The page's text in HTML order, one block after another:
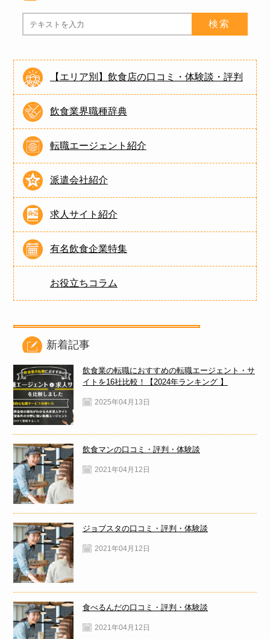
【エリア別】飲食店の口コミ・体験談・評判
飲食業界職種辞典
転職エージェント紹介
派遣会社紹介
求人サイト紹介
有名飲食企業特集
お役立ちコラム
新着記事
飲食業の転職におすすめの転職エージェント・サ
イトを16社比較！【2024年ランキング 】
2025年04月13日
飲食マンの口コミ・評判・体験談
2021年04月12日
ジョブスタの口コミ・評判・体験談
2021年04月12日
食べるんだの口コミ・評判・体験談
2021年04月12日